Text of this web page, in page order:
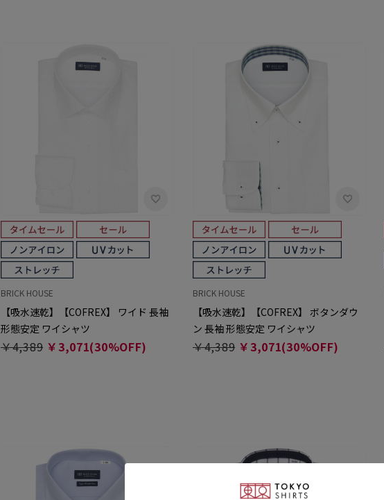
BRICK HOUSE
【吸水速乾】【COFREX】 ワイド 長袖
形態安定 ワイシャツ
￥4,389 ￥3,071(30%OFF)
BRICK HOUSE
【吸水速乾】【COFREX】 ボタンダウ
ン 長袖 形態安定 ワイシャツ
￥4,389 ￥3,071(30%OFF)